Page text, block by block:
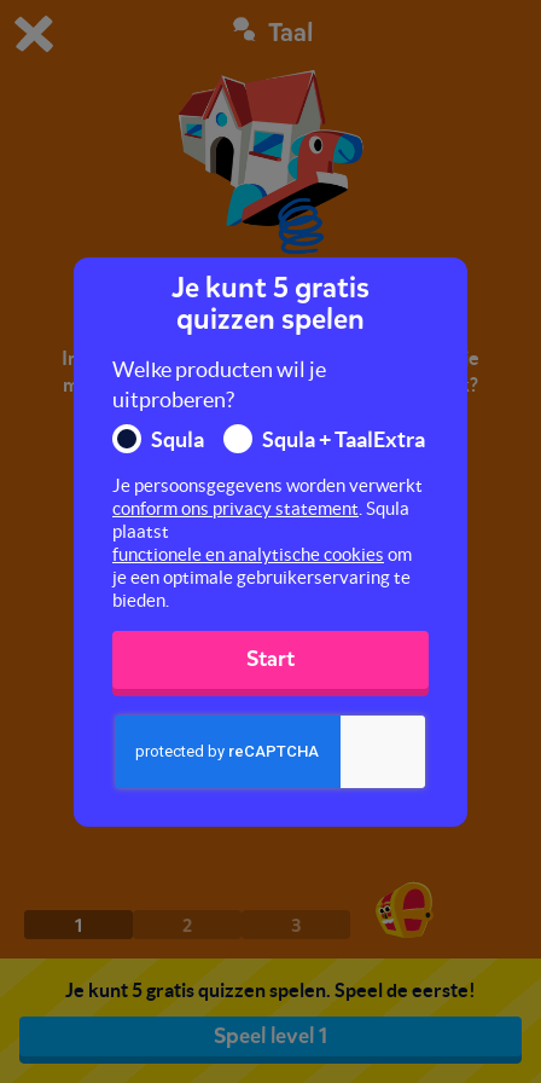
Dit is de gratis demo van Squla.
Bestel nu
0 1
Taal
Rijmen in de buurt
In deze quiz ga je aan de slag met eindrijm. Rijm je
mee op school, in de speeltuin en de bibliotheek?
1 2 3
Je kunt 5 gratis quizzen spelen. Speel de eerste!
Speel level 1
Je kunt 5 gratis
quizzen spelen
Welke producten wil je
uitproberen?
Squla
Squla + TaalExtra
Je persoonsgegevens worden verwerkt
conform ons privacy statement . Squla
plaatst
functionele en analytische cookies om
je een optimale gebruikerservaring te
bieden.
Start